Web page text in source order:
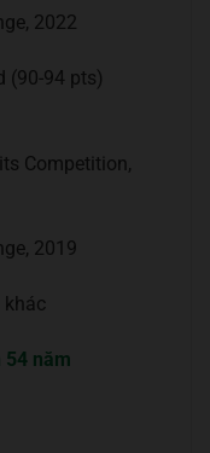
2022
(90-94 pts)
Competition,
2019
54 năm